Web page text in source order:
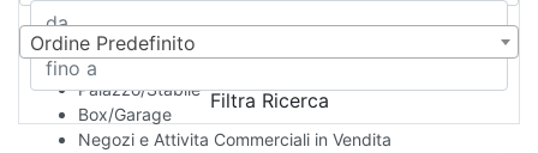
Camera d'Albergo
Multiproprietà
Palazzo/Stabile
Box/Garage
Negozi e Attivita Commerciali in Vendita
Ordine Predefinito
Filtra Ricerca